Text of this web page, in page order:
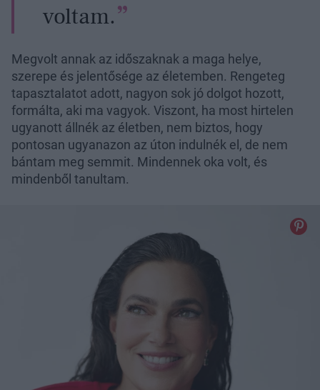
voltam.
Megvolt annak az időszaknak a maga helye,
szerepe és jelentősége az életemben. Rengeteg
tapasztalatot adott, nagyon sok jó dolgot hozott,
formálta, aki ma vagyok. Viszont, ha most hirtelen
ugyanott állnék az életben, nem biztos, hogy
pontosan ugyanazon az úton indulnék el, de nem
bántam meg semmit. Mindennek oka volt, és
mindenből tanultam.